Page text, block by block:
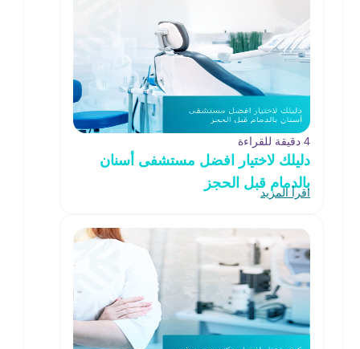
4 دقيقة للقراءة
دليلك لاختيار افضل مستشفى أسنان
بالدمام قبل الحجز
اقرأ المزيد